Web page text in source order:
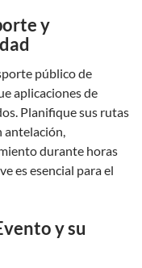
y
público de
aplicaciones de
Planifique sus rutas
antelación,
durante horas
es esencial para el
y su